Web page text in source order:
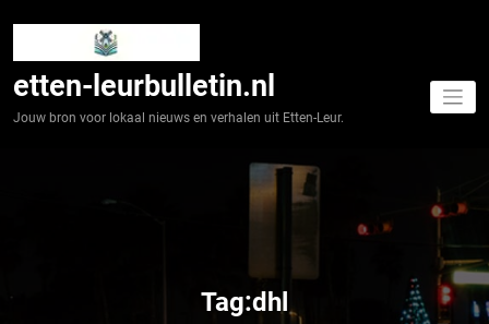
etten-leurbulletin.nl
Jouw bron voor lokaal nieuws en verhalen uit Etten-Leur.
Tag:dhl